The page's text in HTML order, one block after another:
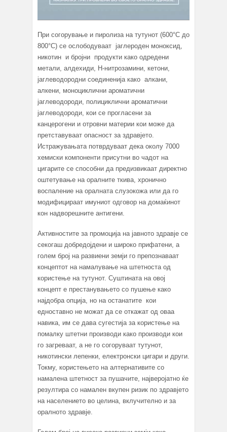
При согорување и пиролиза на тутунот (600°C до
800°C) се ослободуваат јаглероден моноксид,
никотин и бројни продукти како одредени
метали, алдехиди, Н-нитрозамини, кетони,
јаглеводородни соединенија како алкани,
алкени, моноциклични ароматични
јаглеводороди, полициклични ароматични
јаглеводороди, кои се прогласени за
канцерогени и отровни материи кои може да
претставуваат опасност за здравјето.
Истражувањата потврдуваат дека околу 7000
хемиски компоненти присутни во чадот на
цигарите се способни да предизвикаат директно
оштетување на оралните ткива, хронично
воспаление на оралната слузокожа или да го
модифицираат имуниот одговор на домаќинот
кон надворешните антигени.
Активностите за промоција на јавното здравје се
секогаш добредојдени и широко прифатени, а
голем број на развиени земји го препознаваат
концептот на намалување на штетноста од
користење на тутунот. Суштината на овој
концепт е престанувањето со пушење како
најдобра опција, но на останатите кои
едноставно не можат да се откажат од оваа
навика, им се дава сугестија за користење на
помалку штетни производи како производи кои
го загреваат, а не го согоруваат тутунот,
никотински лепенки, електронски цигари и други.
Токму, користењето на алтернативите со
намалена штетност за пушачите, најверојатно ќе
резултира со намален вкупен ризик по здравјето
на населението во целина, вклучително и за
оралното здравје.